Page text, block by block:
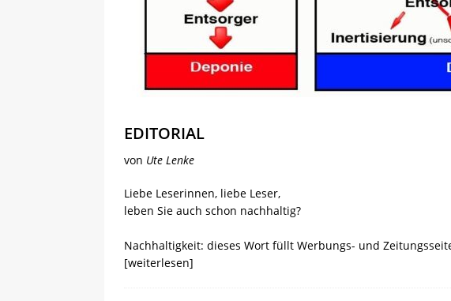
EDITORIAL
von Ute Lenke
Liebe Leserinnen, liebe Leser,
leben Sie auch schon nachhaltig?
Nachhaltigkeit: dieses Wort füllt Werbungs- und
[weiterlesen]